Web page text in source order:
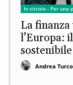
In circolo - Per una
La
l’Europa:
Andrea Turco